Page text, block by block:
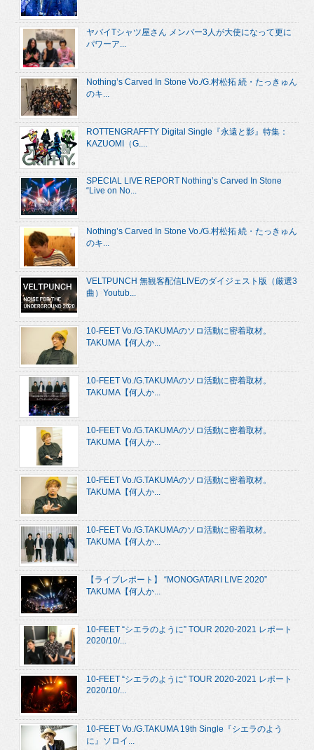
ヤバイTシャツ屋さん メンバー3人が大使になって更に
パワーア...
Nothing’s Carved In Stone Vo./G.村松拓 続・たっきゅん
のキ...
ROTTENGRAFFTY Digital Single『永遠と影』特集：
KAZUOMI（G....
SPECIAL LIVE REPORT Nothing’s Carved In Stone
“Live on No...
Nothing’s Carved In Stone Vo./G.村松拓 続・たっきゅん
のキ...
VELTPUNCH 無観客配信LIVEのダイジェスト版（厳選3
曲）Youtub...
10-FEET Vo./G.TAKUMAのソロ活動に密着取材。
TAKUMA【何人か...
10-FEET Vo./G.TAKUMAのソロ活動に密着取材。
TAKUMA【何人か...
10-FEET Vo./G.TAKUMAのソロ活動に密着取材。
TAKUMA【何人か...
10-FEET Vo./G.TAKUMAのソロ活動に密着取材。
TAKUMA【何人か...
10-FEET Vo./G.TAKUMAのソロ活動に密着取材。
TAKUMA【何人か...
【ライブレポート】 “MONOGATARI LIVE 2020”
TAKUMA【何人か...
10-FEET “シエラのように” TOUR 2020-2021 レポート
2020/10/...
10-FEET “シエラのように” TOUR 2020-2021 レポート
2020/10/...
10-FEET Vo./G.TAKUMA 19th Single『シエラのよう
に』ソロイ...